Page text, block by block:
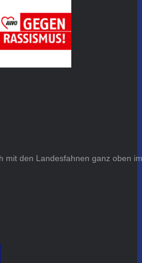
mit den Landesfahnen ganz oben